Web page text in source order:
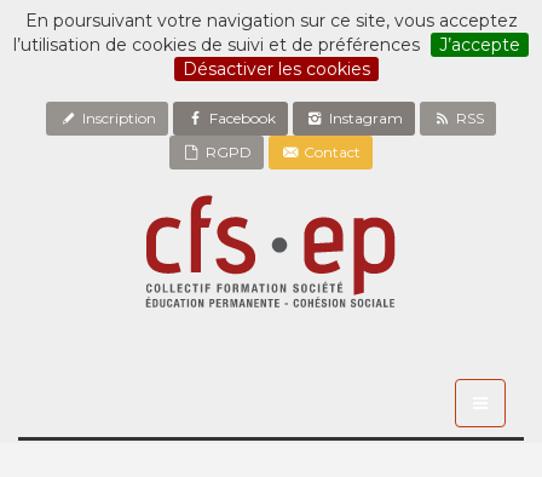
En poursuivant votre navigation sur ce site, vous acceptez
l’utilisation de cookies de suivi et de préférences
J’accepte
Désactiver les cookies
Inscription Facebook Instagram
RSS
RGPD
Contact